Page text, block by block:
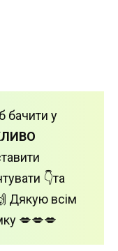
бачити у
👇та
Дякую всім
💋💋💋